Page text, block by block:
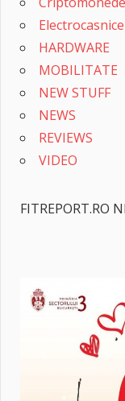
Electrocasnice
HARDWARE
MOBILITATE
NEW STUFF
NEWS
REVIEWS
VIDEO
FITREPORT.RO